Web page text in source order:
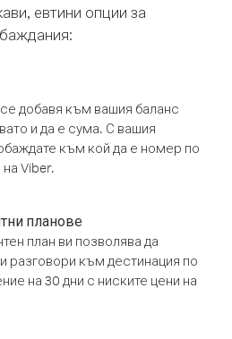
евтини опции за
добавя към вашия баланс
и да е сума. С вашия
към кой да е номер по
Viber.
планове
план ви позволява да
разговори към дестинация по
на 30 дни с ниските цени на